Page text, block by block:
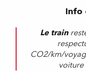
Info
Le train
CO2/km/